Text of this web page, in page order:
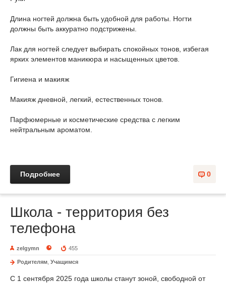
Длина ногтей должна быть удобной для работы. Ногти
должны быть аккуратно подстрижены.
Лак для ногтей следует выбирать спокойных тонов, избегая
ярких элементов маникюра и насыщенных цветов.
Гигиена и макияж
Макияж дневной, легкий, естественных тонов.
Парфюмерные и косметические средства с легким
нейтральным ароматом.
0
Подробнее
Школа - территория без
телефона
zelgymn 455
Родителям Учащимся
С 1 сентября 2025 года школы станут зоной, свободной от